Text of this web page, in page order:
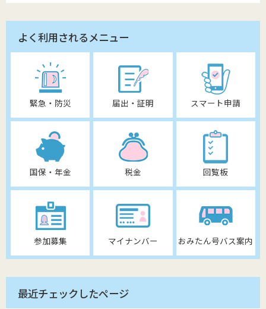
よく利用されるメニュー
緊急・防災 届出・証明 スマート申請
国保・年金 税金 回覧板
参加募集 マイナンバー おみたん号バス案内
最近チェックしたページ